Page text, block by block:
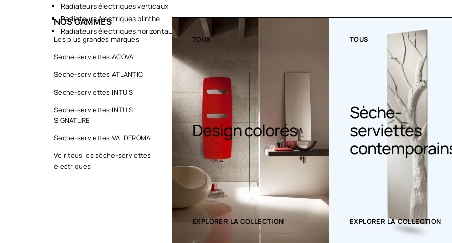
Radiateurs électriques verticaux
Radiateurs électriques plinthe
Radiateurs électriques horizontaux
NOS GAMMES
Les plus grandes marques
Sèche-serviettes ACOVA
Sèche-serviettes ATLANTIC
Sèche-serviettes INTUIS
Sèche-serviettes INTUIS
SIGNATURE
Sèche-serviettes VALDEROMA
Voir tous les sèche-serviettes
électriques
Sèche serviette
TOUS
Design colorés
EXPLORER LA COLLECTION
TOUS
Sèche-
serviettes
EXPLORER LA COLLECTION